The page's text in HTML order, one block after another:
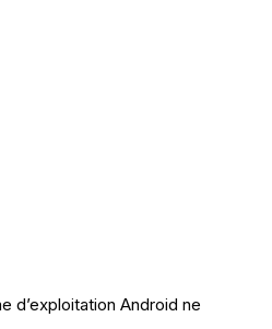
d’exploitation Android ne